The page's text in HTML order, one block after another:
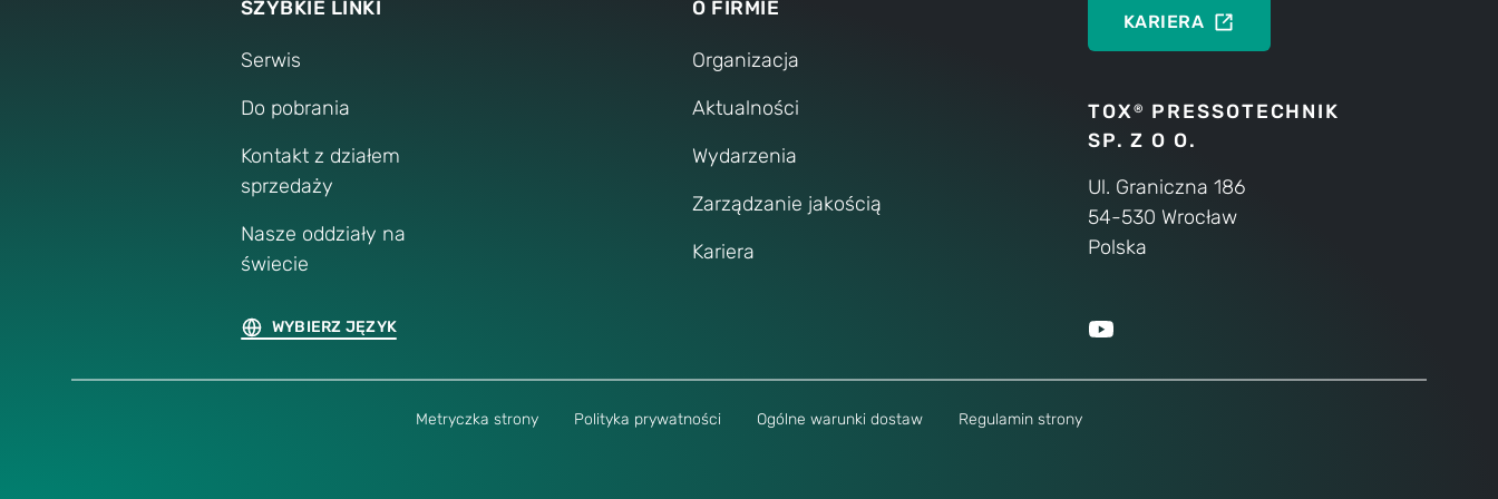
SZYBKIE LINKI
Serwis
Do pobrania
Kontakt z działem
sprzedaży
Nasze oddziały na
świecie
O FIRMIE
Organizacja
Aktualności
Wydarzenia
Zarządzanie jakością
Kariera
WYBIERZ JĘZYK
KARIERA
TOX®
PRESSOTECHNIK
SP. Z O O.
Ul. Graniczna 186
54-530 Wrocław
Polska
Metryczka strony Polityka prywatności Ogólne warunki dostaw Regulamin strony